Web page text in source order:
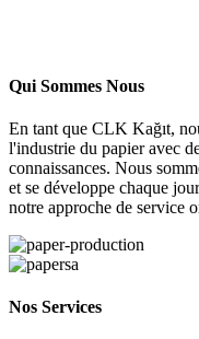
Qui Sommes Nous
En tant que CLK Kağıt,
l'industrie du papier avec
connaissances. Nous
et se développe chaque
notre approche de service
Nos Services